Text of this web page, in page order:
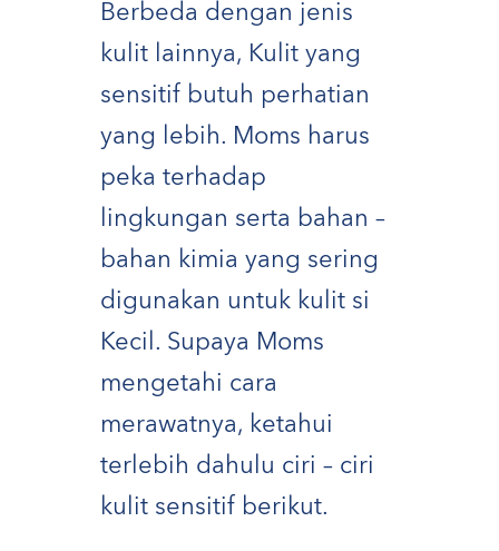
Berbeda dengan jenis
kulit lainnya, Kulit yang
sensitif butuh perhatian
yang lebih. Moms harus
peka terhadap
lingkungan serta bahan –
bahan kimia yang sering
digunakan untuk kulit si
Kecil. Supaya Moms
mengetahi cara
merawatnya, ketahui
terlebih dahulu ciri – ciri
kulit sensitif berikut.